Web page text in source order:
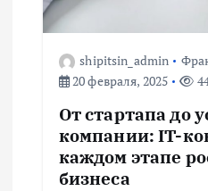
п
shipitsin_admin
20 февраля, 2025
От стартапа до
компании: IT-
каждом этапе
бизнеса